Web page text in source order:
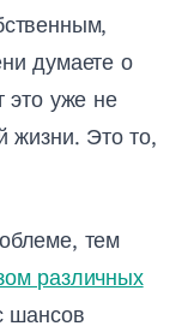
думаете о
это уже не
жизни. Это то,
тем
различных
шансов